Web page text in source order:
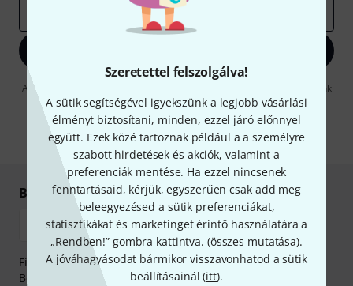
Szeretettel felszolgálva!
A sütik segítségével igyekszünk a legjobb vásárlási
élményt biztosítani, minden, ezzel járó előnnyel
együtt. Ezek közé tartoznak például a a személyre
szabott hirdetések és akciók, valamint a
preferenciák mentése. Ha ezzel nincsenek
fenntartásaid, kérjük, egyszerűen csak add meg
beleegyezésed a sütik preferenciákat,
statisztikákat és marketinget érintő használatára a
„Rendben!” gombra kattintva. (összes mutatása).
A jóváhagyásodat bármikor visszavonhatod a sütik
beállításainál (itt).
A "Bejelentkezés" gombra kattintva elfogadja, hogy e-mailben küldjünk
önnek hirdetéseket. Bármikor leiratkozhat erről. A hírlevélről további
információkat az
data protection guideline
-ben talál.
* Kitöltés kötelező
Biztonságos vásárlás és fizetés
Fizessen biztonságosan, titkosítással: Banki átutalás vagy
Betéti- vagy hitelkártya segítségével